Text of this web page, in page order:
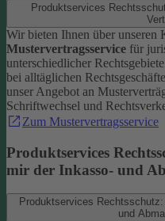
Produktservices
Wir bieten Ihnen über
Mustervertragsservice für
unterschiedlicher
bei alltäglichen
unser Angebot an
Schriftwechsel und
Zum Mustervertragsservice
Produktservices
mir der Inkasso- und
Produktservices
und